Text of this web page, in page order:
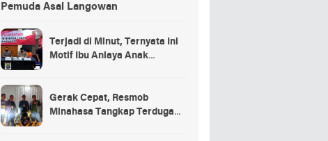
Pemuda Asal Langowan
Terjadi di Minut, Ternyata Ini
Motif Ibu Aniaya Anak
Gerak Cepat, Resmob
Minahasa Tangkap Terduga